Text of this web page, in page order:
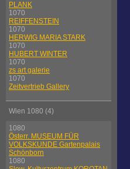
PLANK
1070
REIFFENSTEIN
1070
HERWIG MARIA STARK
1070
HUBERT WINTER
1070
zs art galerie
1070
Zeitvertrieb Gallery
Wien 1080 (4)
1080
Österr. MUSEUM FÜR
VOLKSKUNDE Gartenpalais
Schönborn
1080